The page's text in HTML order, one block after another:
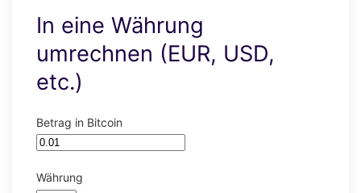
In eine Währung
umrechnen (EUR, USD,
etc.)
Betrag in Bitcoin
Währung